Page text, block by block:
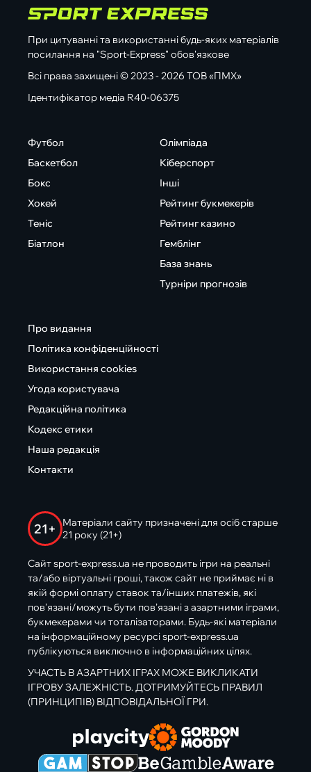
При цитуванні та використанні будь-яких матеріалів
посилання на "Sport-Express" обов'язкове
Всі права захищені © 2023 - 2026 ТОВ «ПМХ»
Ідентифікатор медіа R40-06375
Футбол
Баскетбол
Бокс
Хокей
Теніс
Біатлон
Олімпіада
Кіберспорт
Інші
Рейтинг букмекерів
Рейтинг казино
Гемблінг
База знань
Турніри прогнозів
Про видання
Політика конфіденційності
Використання cookies
Угода користувача
Редакційна політика
Кодекс етики
Наша редакція
Контакти
21+
Матеріали сайту призначені для осіб старше
21 року (21+)
Сайт sport-express.ua не проводить ігри на реальні
та/або віртуальні гроші, також сайт не приймає ні в
якій формі оплату ставок та/інших платежів, які
пов’язані/можуть бути пов’язані з азартними іграми,
букмекерами чи тоталізаторами. Будь-які матеріали
на інформаційному ресурсі sport-express.ua
публікуються виключно в інформаційних цілях.
УЧАСТЬ В АЗАРТНИХ ІГРАХ МОЖЕ ВИКЛИКАТИ
ІГРОВУ ЗАЛЕЖНІСТЬ. ДОТРИМУЙТЕСЬ ПРАВИЛ
(ПРИНЦИПІВ) ВІДПОВІДАЛЬНОЇ ГРИ.